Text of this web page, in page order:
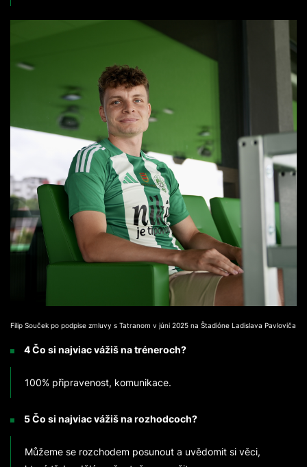
Filip Souček po podpise zmluvy s Tatranom v júni 2025 na Štadióne Ladislava Pavloviča
4 Čo si najviac vážiš na tréneroch?
100% připravenost, komunikace.
5 Čo si najviac vážiš na rozhodcoch?
Můžeme se rozchodem posunout a uvědomit si věci,